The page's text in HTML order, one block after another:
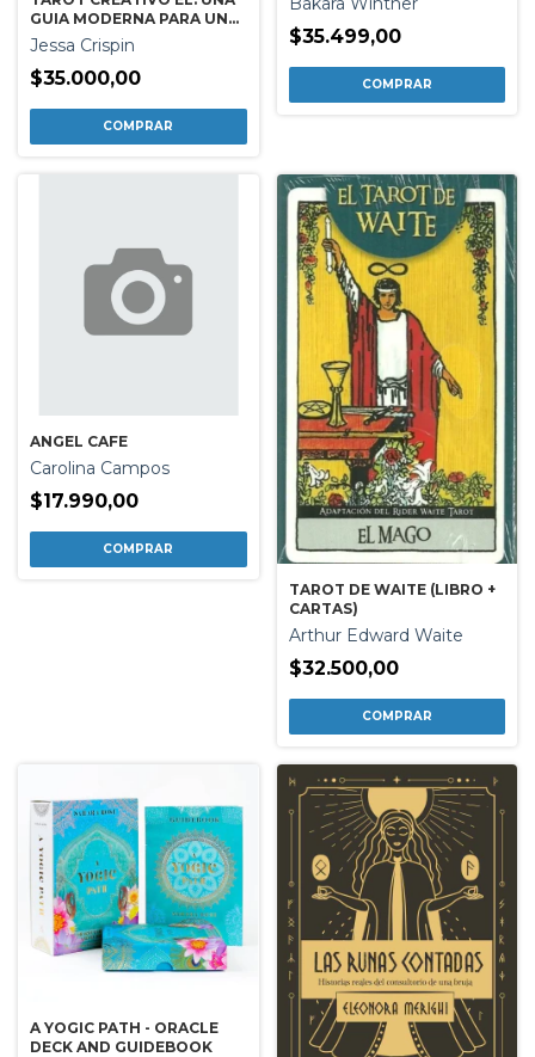
GUIA MODERNA PARA UNA
VIDA INSPIRADA
Jessa Crispin
$35.000,00
$35.499,00
ANGEL CAFE
Carolina Campos
$17.990,00
TAROT DE WAITE (LIBRO +
CARTAS)
Arthur Edward Waite
$32.500,00
A YOGIC PATH - ORACLE
DECK AND GUIDEBOOK